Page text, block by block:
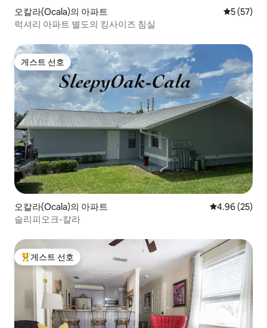
오칼라(Ocala)의 아파트 평점 5점
5 (57)
럭셔리 아파트 별도의 킹사이즈 침실
게스트 선호
게스트 선호
오칼라(Ocala)의 아파트 평점 4.96점(5
4.96 (25)
슬리피오크-칼라
상위 게스트 선호
게스트 선호